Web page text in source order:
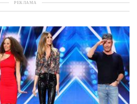
РЕКЛАМА